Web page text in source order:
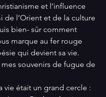
et l’influence
de l’Orient et de la culture
bien- sûr comment
marque au fer rouge
qui devient sa vie.
souvenirs de fugue de
vie était un grand cercle :